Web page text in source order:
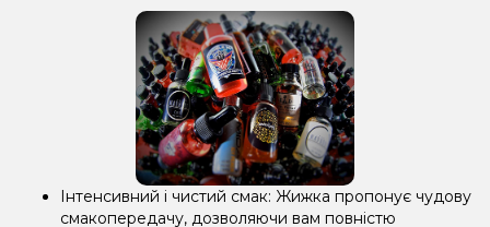
Інтенсивний і чистий смак: Жижка пропонує чудову
смакопередачу, дозволяючи вам повністю